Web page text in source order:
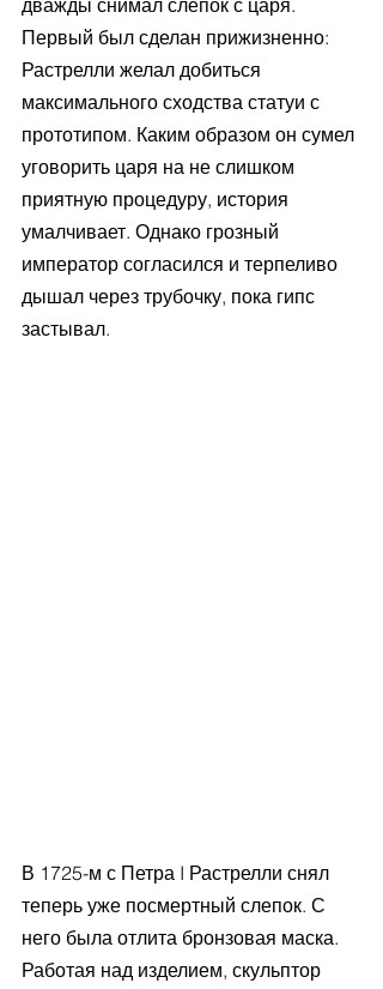
Первый был сделан прижизненно:
Растрелли желал добиться
максимального сходства статуи с
прототипом. Каким образом он сумел
уговорить царя на не слишком
приятную процедуру, история
умалчивает. Однако грозный
император согласился и терпеливо
дышал через трубочку, пока гипс
застывал.
В 1725-м с Петра I Растрелли снял
теперь уже посмертный слепок. С
него была отлита бронзовая маска.
Работая над изделием, скульптор